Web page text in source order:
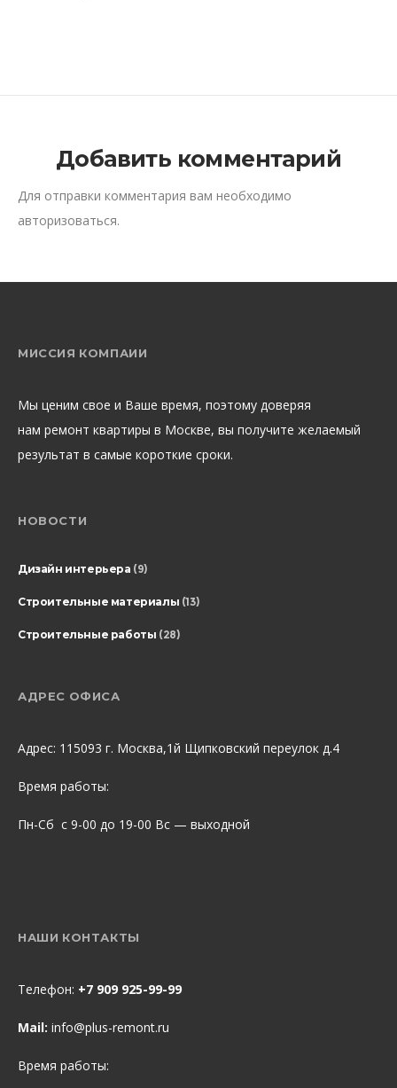
Добавить комментарий
Для отправки комментария вам необходимо
авторизоваться.
МИССИЯ КОМПАИИ
Мы ценим свое и Ваше время, поэтому доверяя
нам ремонт квартиры в Москве, вы получите желаемый
результат в самые короткие сроки.
НОВОСТИ
Дизайн интерьера (9)
Строительные материалы (13)
Строительные работы (28)
АДРЕС ОФИСА
Адрес: 115093 г. Москва,1й Щипковский переулок д.4
Время работы:
Пн-Сб с 9-00 до 19-00 Вс — выходной
НАШИ КОНТАКТЫ
Телефон: +7 909 925-99-99
Mail: info@plus-remont.ru
Время работы: